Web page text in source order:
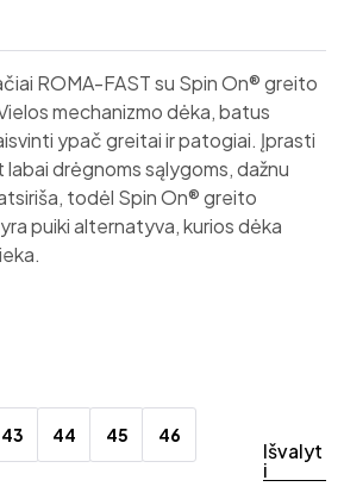
ROMA-FAST su Spin On® greito
mechanizmo dėka, batus
ypač greitai ir patogiai. Įprasti
drėgnoms sąlygoms, dažnu
todėl Spin On® greito
puiki alternatyva, kurios dėka
43 44 45 46
Išvalyt
i